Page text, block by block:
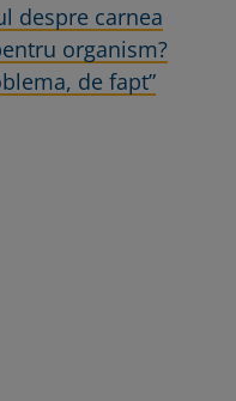
despre carnea
organism?
de fapt”